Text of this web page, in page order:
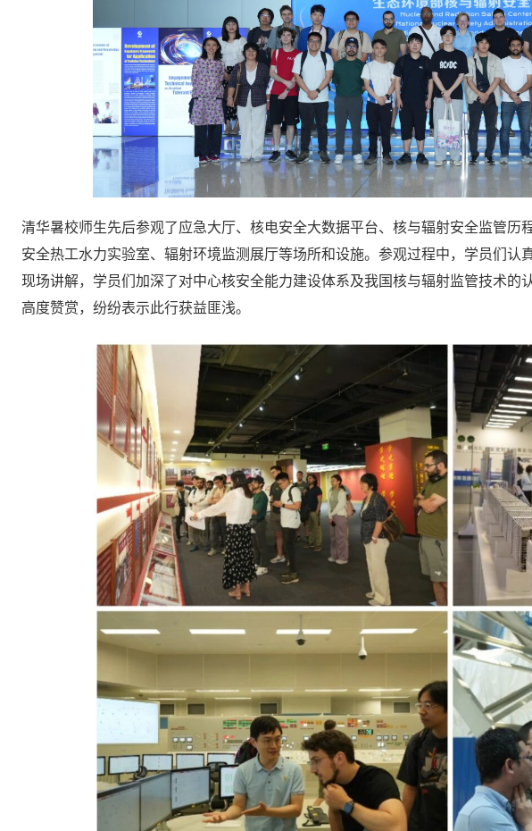
清华暑校师生先后参观了应急大厅、核电安全大数据平台、核与辐射安全监管历
安全热工水力实验室、辐射环境监测展厅等场所和设施。参观过程中，学员们
现场讲解，学员们加深了对中心核安全能力建设体系及我国核与辐射监管技术的
高度赞赏，纷纷表示此行获益匪浅。